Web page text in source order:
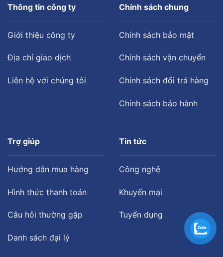
Thông tin công ty
Giới thiệu công ty
Địa chỉ giao dịch
Liên hệ với chúng tôi
Chính sách chung
Chính sách bảo mật
Chính sách vận chuyển
Chính sách đổi trả hàng
Chính sách bảo hành
Trợ giúp
Hướng dẫn mua hàng
Hình thức thanh toán
Câu hỏi thường gặp
Danh sách đại lý
Tin tức
Công nghệ
Khuyến mại
Tuyển dụng